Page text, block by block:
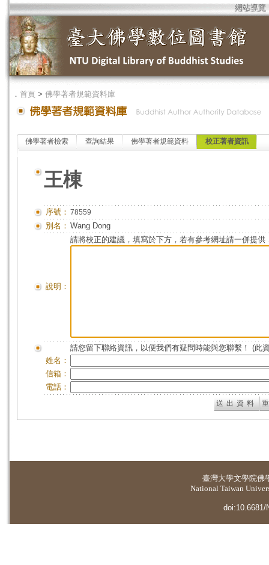
網站導覽
． 首頁 > 佛學著者規範資料庫
佛學著者檢索 查詢結果 佛學著者規範資料 校正著者資訊
王棟
序號： 78559
別名： Wang Dong
說明：
請將校正的建議，填寫於下方，若有參考網址請一併提供
請您留下聯絡資訊，以便我們有疑問時能與您聯繫！ (此
姓名：
信箱：
電話：
臺灣大學文學院佛
National Taiwan
doi:10.6681/